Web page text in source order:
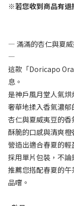
※若您收到商品有退
— 滿滿的杏仁與夏
—
這款「Doricapo
息。
是神戶風月堂人氣
奢華地揉入香氣濃郁
杏仁與夏威夷豆的香
酥脆的口感與清爽橙
營造出適合春夏的輕
採用單片包裝，不論
推薦您搭配春夏的
品嚐。